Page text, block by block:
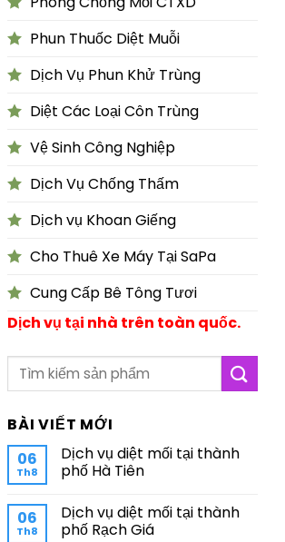
Phun Thuốc Diệt Muỗi
Dịch Vụ Phun Khử Trùng
Diệt Các Loại Côn Trùng
Vệ Sinh Công Nghiệp
Dịch Vụ Chống Thấm
Dịch vụ Khoan Giếng
Cho Thuê Xe Máy Tại SaPa
Cung Cấp Bê Tông Tươi
Dịch vụ tại nhà trên toàn quốc.
BÀI VIẾT MỚI
06
Th8
Dịch vụ diệt mối tại thành
phố Hà Tiên
06
Th8
Dịch vụ diệt mối tại thành
phố Rạch Giá